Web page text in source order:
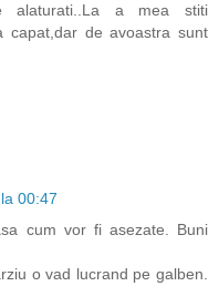
alaturati..La a mea stiti
capat,dar de avoastra sunt
00:47
cum vor fi asezate. Buni
o vad lucrand pe galben.